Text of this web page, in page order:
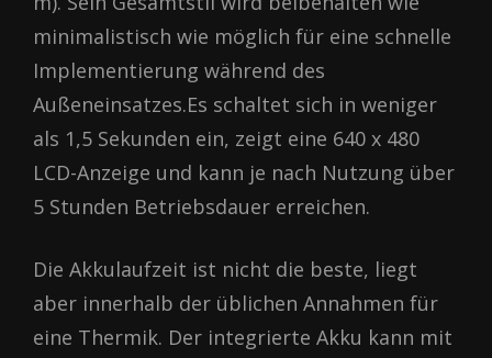
minimalistisch wie möglich für eine schnelle
Implementierung während des
Außeneinsatzes.Es schaltet sich in weniger
als 1,5 Sekunden ein, zeigt eine 640 x 480
LCD-Anzeige und kann je nach Nutzung über
5 Stunden Betriebsdauer erreichen.
Die Akkulaufzeit ist nicht die beste, liegt
aber innerhalb der üblichen Annahmen für
eine Thermik. Der integrierte Akku kann mit